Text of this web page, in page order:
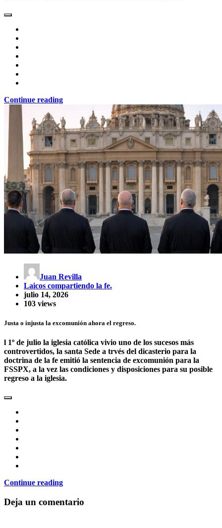
Continue reading
Juan Revilla
Laicos compartiendo la fe.
julio 14, 2026
103 views
Justa o injusta la excomunión ahora el regreso.
l 1º de julio la iglesia católica vivio uno de los sucesos más
controvertidos, la santa Sede a trvés del dicasterio para la
doctrina de la fe emitió la sentencia de excomunión para la
FSSPX, a la vez las condiciones y disposiciones para su posible
regreso a la iglesia.
Continue reading
Deja un comentario